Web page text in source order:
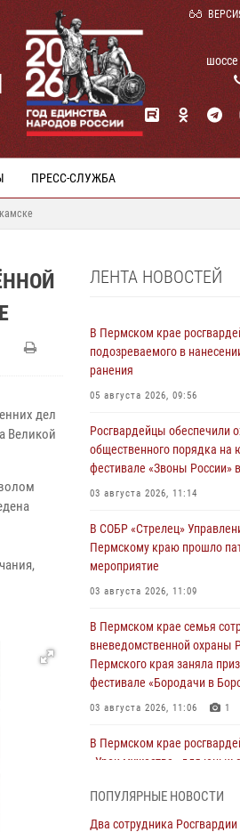
ПРЕСС-СЛУЖБА
дел
Великой
ЛЕНТА НОВОСТЕЙ
В Пермском крае
подозреваемого в
ранения
05 августа 2026, 09:56
Росгвардейцы обеспечили
общественного порядка на
фестивале «Звоны России»
03 августа 2026, 11:14
В СОБР «Стрелец»
Пермскому краю прошло
мероприятие
03 августа 2026, 11:09
В Пермском крае семья
вневедомственной охраны
Пермского края заняла
фестивале «Бородачи в
03 августа 2026, 11:06 1
В Пермском крае
«Урок мужества» для юных
Росгвардеец спас тонущую
ПОПУЛЯРНЫЕ НОВОСТИ
Два сотрудника